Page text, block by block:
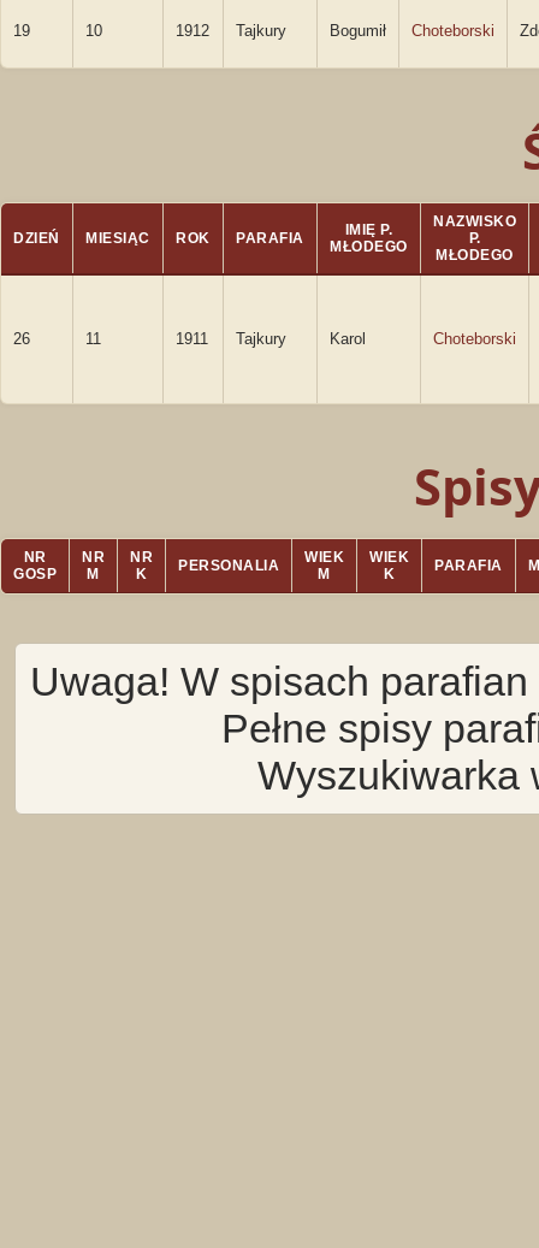
19 10 1912 Tajkury Bogumił Choteborski
DZIEŃ MIESIĄC ROK PARAFIA
IMIĘ P.
MŁODEGO
NAZWISKO
P.
MŁODEGO
26 11 1911 Tajkury Karol Choteborski
NR
GOSP
NR
M
NR
K
PERSONALIA
WIEK
M
WIEK
K
PARAFIA
Uwaga! W spisach
Pełne spisy
Wyszukiwarka